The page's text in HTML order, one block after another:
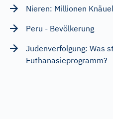
Nieren: Millionen
Peru - Bevölkerung
Judenverfolgung: Was
Euthanasieprogramm?